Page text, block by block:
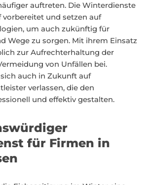
auftreten. Die Winterdienste
vorbereitet und setzen auf
um auch zukünftig für
Wege zu sorgen. Mit ihrem Einsatz
zur Aufrechterhaltung der
von Unfällen bei.
auch in Zukunft auf
verlassen, die den
und effektiv gestalten.
für Firmen in